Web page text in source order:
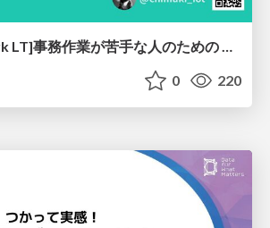
[ChatGPT Work LT]事務作業が苦手な人のための バックオフィスの「半」自動化
0 220